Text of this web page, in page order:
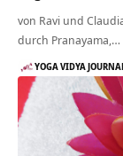
von Ravi und
durch Pranayama,…
YOGA VIDYA